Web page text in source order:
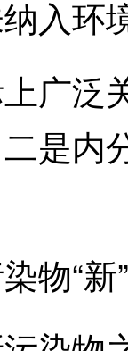
入环
泛
是内
“新